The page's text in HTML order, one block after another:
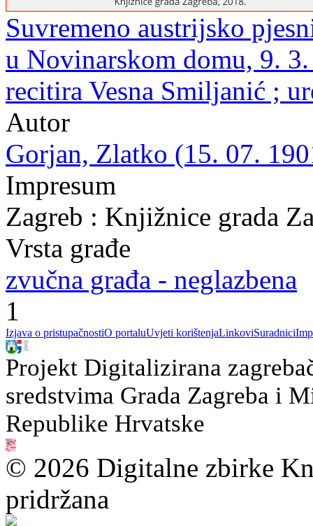
Suvremeno austrijsko
u Novinarskom domu, 9.
recitira Vesna Smiljanić ;
Autor
Gorjan, Zlatko (15. 07.
Impresum
Zagreb : Knjižnice grada
Vrsta građe
zvučna građa - neglazbena
1
Izjava o pristupačnostiO portaluUvjeti korištenjaLinkoviSuradnici
Projekt Digitalizirana
sredstvima Grada Zagreba i
Republike Hrvatske
© 2026 Digitalne zbirke
pridržana